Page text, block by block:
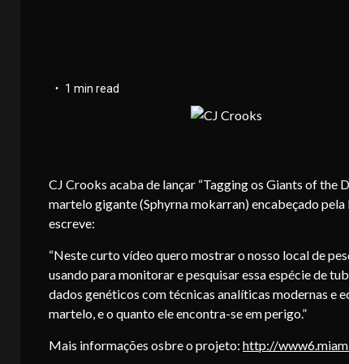
1 min read
CJ Crooks acaba de lançar “Tagging os Giants of the
martelo gigante (Sphyrna mokarran) encabeçado
escreve:
“Neste curto vídeo quero mostrar o nosso local de
usando para monitorar e pesquisar essa espécie de
dados genéticos com técnicas analíticas modernas e
martelo, e o quanto ele encontra-se em perigo.”
Mais informações osbre o projeto: http://